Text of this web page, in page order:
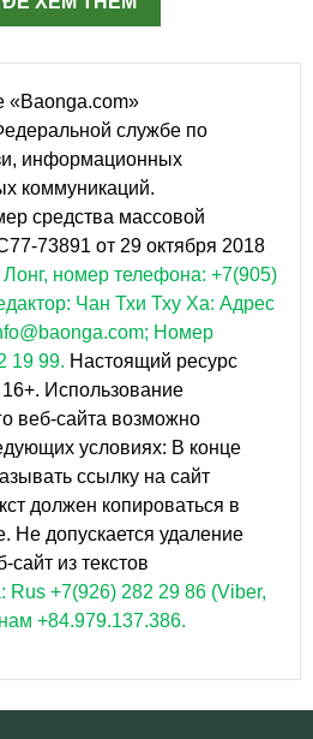
«Baonga.com»
службе по
информационных
коммуникаций.
средства массовой
73891 от 29 октября 2018
номер телефона: +7(905)
Чан Тхи Тху Ха: Адрес
Номер
19 99. Настоящий ресурс
Использование
веб-сайта возможно
условиях: В конце
ссылку на сайт
должен копироваться в
Не допускается удаление
из текстов
Rus +7(926) 282 29 86 (Viber,
+84.979.137.386.